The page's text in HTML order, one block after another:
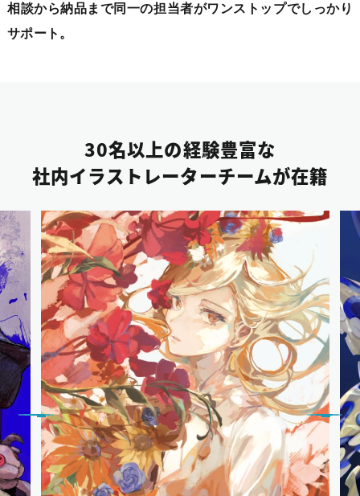
相談から納品まで同一の担当者がワンストップでしっかり
サポート。
30名以上の経験豊富な
社内イラストレーターチームが在籍